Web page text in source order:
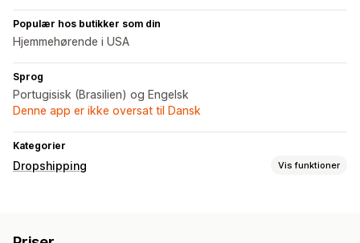
Populær hos butikker som din
Hjemmehørende i USA
Sprog
Portugisisk (Brasilien) og Engelsk
Denne app er ikke oversat til Dansk
Kategorier
Dropshipping Vis funktioner